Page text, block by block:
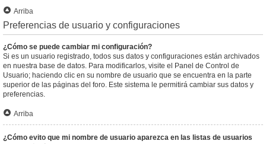
Arriba
Preferencias de usuario y configuraciones
¿Cómo se puede cambiar mi configuración?
Si es un usuario registrado, todos sus datos y configuraciones están archivados
en nuestra base de datos. Para modificarlos, visite el Panel de Control de
Usuario; haciendo clic en su nombre de usuario que se encuentra en la parte
superior de las páginas del foro. Este sistema le permitirá cambiar sus datos y
preferencias.
Arriba
¿Cómo evito que mi nombre de usuario aparezca en las listas de usuarios